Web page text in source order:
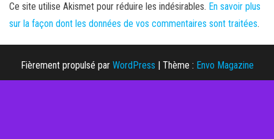
Ce site utilise Akismet pour réduire les indésirables. En savoir plus
sur la façon dont les données de vos commentaires sont traitées.
Fièrement propulsé par WordPress | Thème : Envo Magazine